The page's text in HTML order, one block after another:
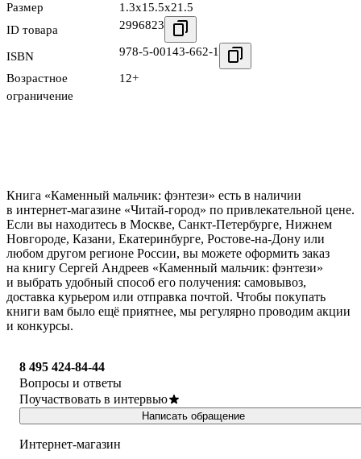
Размер
1.3x15.5x21.5
ID товара
2996823
ISBN 978-5-00143-662-1
Возрастное
ограничение
12+
Книга «Каменный мальчик: фэнтези» есть в наличии
в интернет-магазине «Читай-город» по привлекательной цене.
Если вы находитесь в Москве, Санкт-Петербурге, Нижнем
Новгороде, Казани, Екатеринбурге, Ростове-на-Дону или
любом другом регионе России, вы можете оформить заказ
на книгу Сергей Андреев «Каменный мальчик: фэнтези»
и выбрать удобный способ его получения: самовывоз,
доставка курьером или отправка почтой. Чтобы покупать
книги вам было ещё приятнее, мы регулярно проводим акции
и конкурсы.
8 495 424-84-44
Вопросы и ответы
Поучаствовать в интервью
Написать обращение
Интернет-магазин